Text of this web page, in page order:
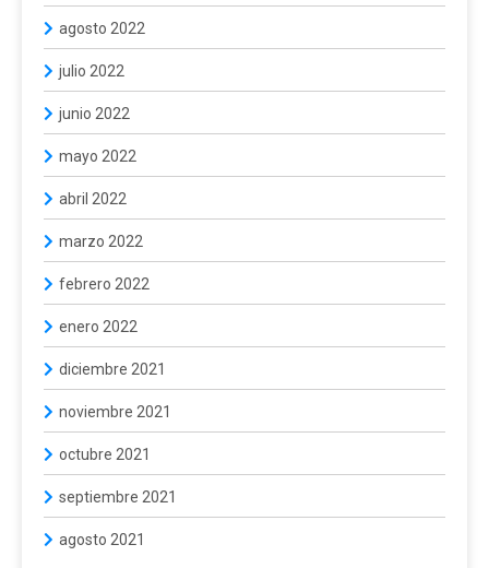
agosto 2022
julio 2022
junio 2022
mayo 2022
abril 2022
marzo 2022
febrero 2022
enero 2022
diciembre 2021
noviembre 2021
octubre 2021
septiembre 2021
agosto 2021